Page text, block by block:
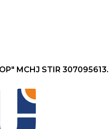
MCHJ STIR 307095613.